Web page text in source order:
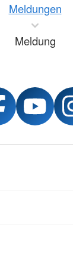
Meldungen
Meldung